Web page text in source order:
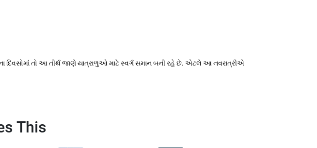
તો આ તીર્થ જાણે યાત્રાળુઓ માટે સ્વર્ગ સમાન બની રહે છે. એટલે આ નવરાત્રીએ
This